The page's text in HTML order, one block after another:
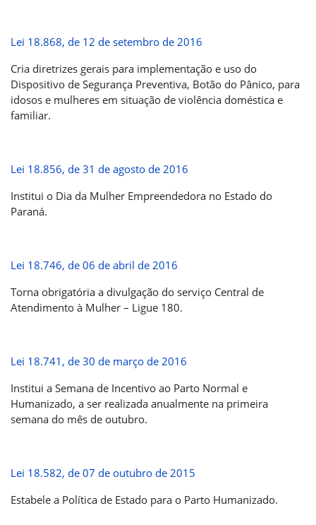
Lei 18.868, de 12 de setembro de 2016
Cria diretrizes gerais para implementação e uso do
Dispositivo de Segurança Preventiva, Botão do Pânico, para
idosos e mulheres em situação de violência doméstica e
familiar.
Lei 18.856, de 31 de agosto de 2016
Institui o Dia da Mulher Empreendedora no Estado do
Paraná.
Lei 18.746, de 06 de abril de 2016
Torna obrigatória a divulgação do serviço Central de
Atendimento à Mulher – Ligue 180.
Lei 18.741, de 30 de março de 2016
Institui a Semana de Incentivo ao Parto Normal e
Humanizado, a ser realizada anualmente na primeira
semana do mês de outubro.
Lei 18.582, de 07 de outubro de 2015
Estabele a Política de Estado para o Parto Humanizado.